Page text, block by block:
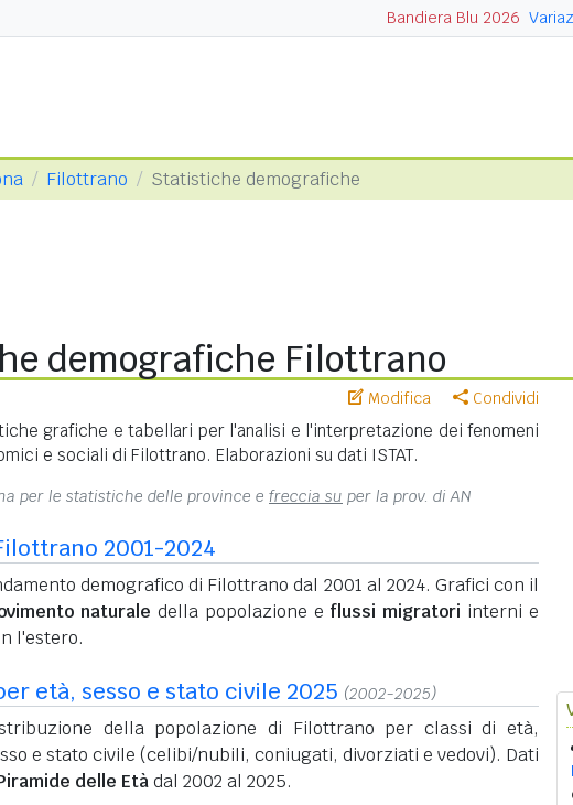
Bandiera Blu 2026
Filottrano Statistiche demografiche
demografiche Filottrano
Modifica Condividi
grafiche e tabellari per l'analisi e l'interpretazione dei fenomeni
e sociali di Filottrano. Elaborazioni su dati ISTAT.
per le statistiche delle province e freccia su per la prov. di AN
2001-2024
demografico di Filottrano dal 2001 al 2024. Grafici con il
naturale della popolazione e flussi migratori interni e
l'estero.
età, sesso e stato civile 2025 (2002-2025)
della popolazione di Filottrano per classi di età,
e stato civile (celibi/nubili, coniugati, divorziati e vedovi). Dati
delle Etàdal 2002 al 2025.